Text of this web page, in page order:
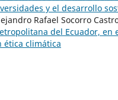
y el desarrollo
Rafael Socorro
del Ecuador, en
ética climática